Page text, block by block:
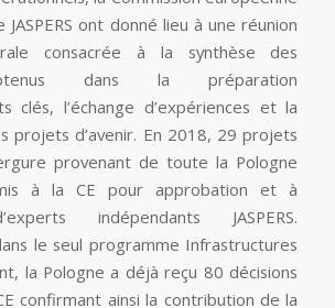
JASPERS ont donné lieu à une réunion
consacrée à la synthèse des
dans la préparation
clés, l’échange d’expériences et la
projets d’avenir. En 2018, 29 projets
provenant de toute la Pologne
à la CE pour approbation et à
indépendants JASPERS.
le seul programme Infrastructures
la Pologne a déjà reçu 80 décisions
confirmant ainsi la contribution de la